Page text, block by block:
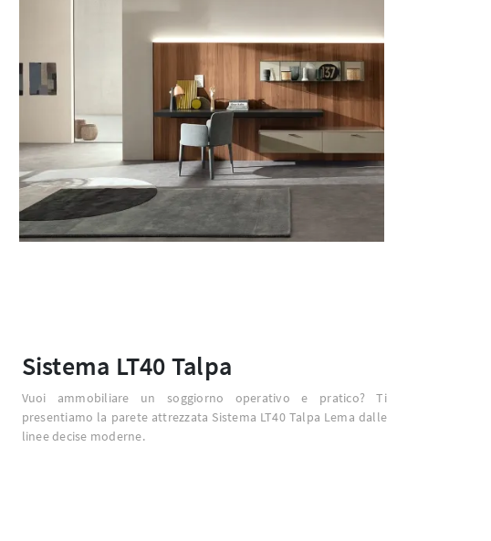
Sistema LT40 Talpa
Vuoi ammobiliare un soggiorno operativo e pratico? Ti
presentiamo la parete attrezzata Sistema LT40 Talpa Lema dalle
linee decise moderne.